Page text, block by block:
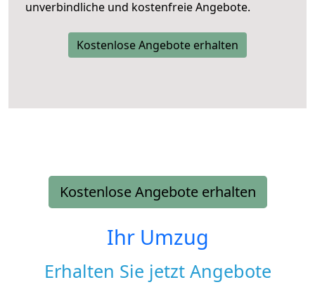
unverbindliche und kostenfreie Angebote.
Kostenlose Angebote erhalten
Kostenlose Angebote erhalten
Ihr Umzug
Erhalten Sie jetzt Angebote